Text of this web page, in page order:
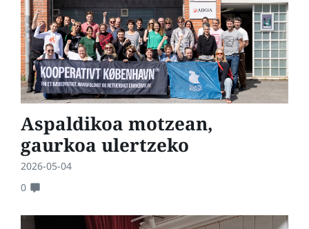
Aspaldikoa motzean,
gaurkoa ulertzeko
2026-05-04
0